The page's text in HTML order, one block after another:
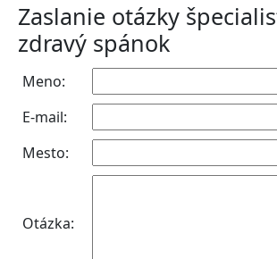
Zaslanie otázky
zdravý spánok
Meno:
E-mail:
Mesto:
Otázka: